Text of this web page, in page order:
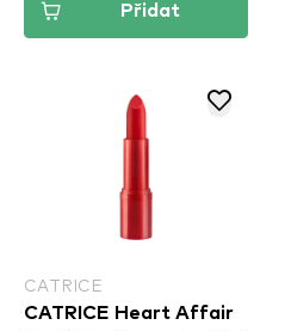
Přidat
CATRICE
CATRICE Heart Affair